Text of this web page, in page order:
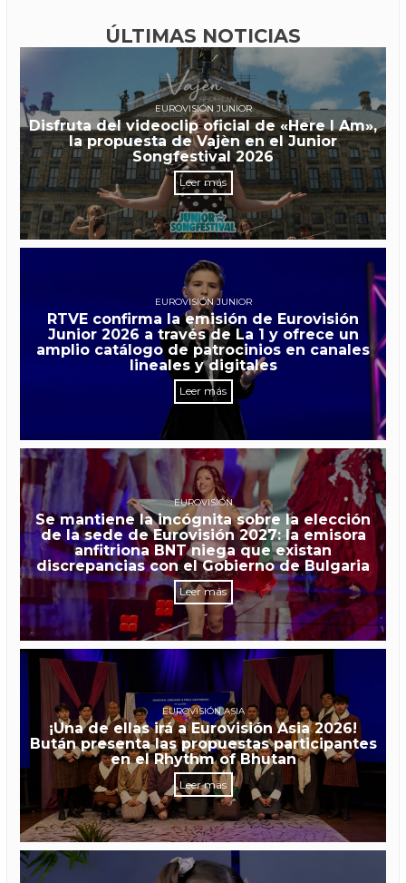
ÚLTIMAS NOTICIAS
EUROVISIÓN JUNIOR
Disfruta del videoclip oficial de «Here I Am»,
la propuesta de Vajèn en el Junior
Songfestival 2026
Leer más
EUROVISIÓN JUNIOR
RTVE confirma la emisión de Eurovisión
Junior 2026 a través de La 1 y ofrece un
amplio catálogo de patrocinios en canales
lineales y digitales
Leer más
EUROVISIÓN
Se mantiene la incógnita sobre la elección
de la sede de Eurovisión 2027: la emisora
anfitriona BNT niega que existan
discrepancias con el Gobierno de Bulgaria
Leer más
EUROVISIÓN ASIA
¡Una de ellas irá a Eurovisión Asia 2026!
Bután presenta las propuestas participantes
en el Rhythm of Bhutan
Leer más